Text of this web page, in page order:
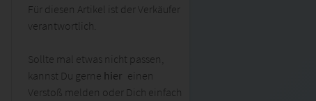
Für diesen Artikel ist der Verkäufer
verantwortlich.
Sollte mal etwas nicht passen,
kannst Du gerne hier einen
Verstoß melden oder Dich einfach